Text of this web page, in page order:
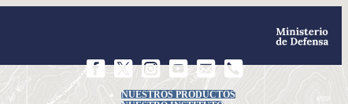
NUESTROS PRODUCTOS